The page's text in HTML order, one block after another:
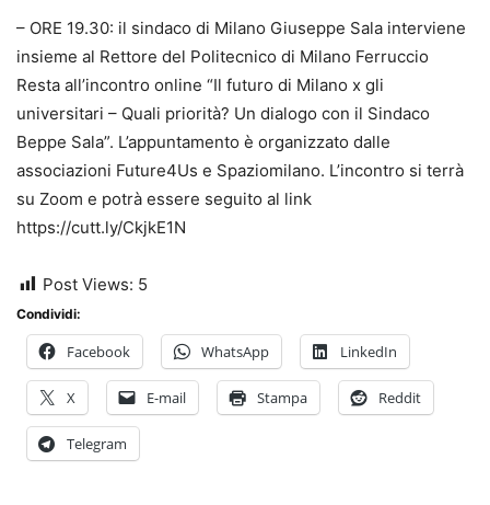
– ORE 19.30: il sindaco di Milano Giuseppe Sala interviene
insieme al Rettore del Politecnico di Milano Ferruccio
Resta all’incontro online “Il futuro di Milano x gli
universitari – Quali priorità? Un dialogo con il Sindaco
Beppe Sala”. L’appuntamento è organizzato dalle
associazioni Future4Us e Spaziomilano. L’incontro si terrà
su Zoom e potrà essere seguito al link
https://cutt.ly/CkjkE1N
Post Views: 5
Condividi:
Facebook WhatsApp LinkedIn
X E-mail Stampa Reddit
Telegram